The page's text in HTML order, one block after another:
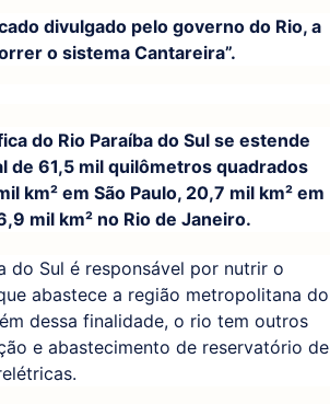
divulgado pelo governo do Rio, a
o sistema Cantareira”.
do Rio Paraíba do Sul se estende
de 61,5 mil quilômetros quadrados
km² em São Paulo, 20,7 mil km² em
mil km² no Rio de Janeiro.
do Sul é responsável por nutrir o
abastece a região metropolitana do
dessa finalidade, o rio tem outros
e abastecimento de reservatório de